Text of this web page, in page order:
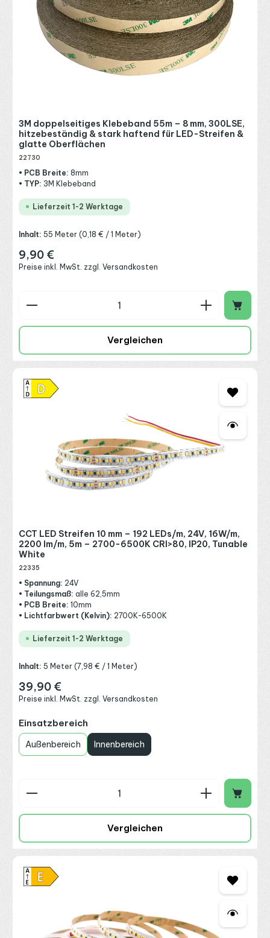
3M doppelseitiges Klebeband 55m – 8 mm, 300LSE,
hitzebeständig & stark haftend für LED-Streifen &
glatte Oberflächen
22730
• PCB Breite: 8mm
• TYP: 3M Klebeband
Lieferzeit 1-2 Werktage
Inhalt:55 Meter(0,18 € / 1 Meter)
Regulärer Preis:
9,90 €
Preise inkl. MwSt. zzgl. Versandkosten
Produkt Anzahl: Gib den gewünschten Wert
Vergleichen
CCT LED Streifen 10 mm – 192 LEDs/m, 24V, 16W/m,
2200 lm/m, 5m – 2700-6500K CRI>80, IP20, Tunable
White
22335
• Spannung: 24V
• Teilungsmaß: alle 62,5mm
• PCB Breite: 10mm
• Lichtfarbwert (Kelvin): 2700K-6500K
Lieferzeit 1-2 Werktage
Inhalt:5 Meter(7,98 € / 1 Meter)
Regulärer Preis:
39,90 €
Preise inkl. MwSt. zzgl. Versandkosten
Einsatzbereich
Außenbereich Innenbereich
Produkt Anzahl: Gib den gewünschten Wert
Vergleichen